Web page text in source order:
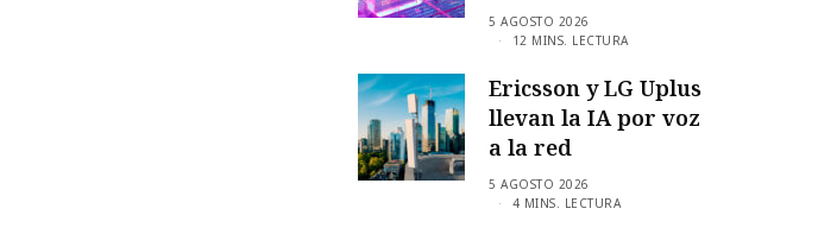
5 AGOSTO 2026
12 MINS. LECTURA
Ericsson y LG Uplus
llevan la IA por voz
a la red
5 AGOSTO 2026
4 MINS. LECTURA